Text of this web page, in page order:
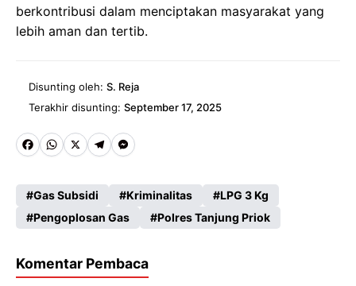
berkontribusi dalam menciptakan masyarakat yang
lebih aman dan tertib.
Disunting oleh: S. Reja
Terakhir disunting: September 17, 2025
Fa
b
o
k
W
ts
A
p
X
Te
gr
a
M
se
n
er
Gas Subsidi Kriminalitas
LPG 3 Kg
Pengoplosan Gas
Polres Tanjung Priok
Komentar Pembaca